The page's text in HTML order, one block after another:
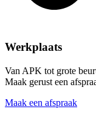
Werkplaats
Van APK tot grote
Maak gerust een
Maak een afspraak